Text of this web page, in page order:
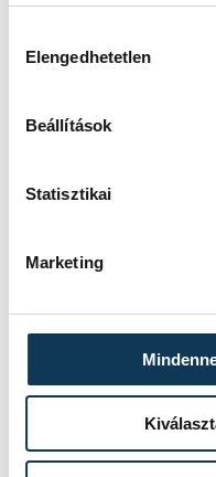
Elengedhetetlen
Beállítások
Statisztikai
Marketing
Dohnál Szonja